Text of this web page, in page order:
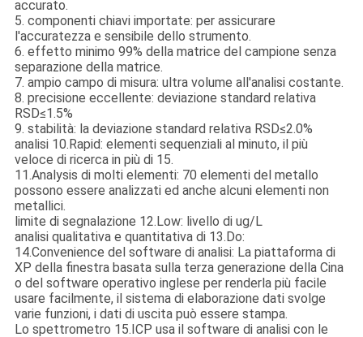
accurato.
5. componenti chiavi importate: per assicurare
l'accuratezza e sensibile dello strumento.
6. effetto minimo 99% della matrice del campione senza
separazione della matrice.
7. ampio campo di misura: ultra volume all'analisi costante.
8. precisione eccellente: deviazione standard relativa
RSD≤1.5%
9. stabilità: la deviazione standard relativa RSD≤2.0%
analisi 10.Rapid: elementi sequenziali al minuto, il più
veloce di ricerca in più di 15.
11.Analysis di molti elementi: 70 elementi del metallo
possono essere analizzati ed anche alcuni elementi non
metallici.
limite di segnalazione 12.Low: livello di ug/L
analisi qualitativa e quantitativa di 13.Do:
14.Convenience del software di analisi: La piattaforma di
XP della finestra basata sulla terza generazione della Cina
o del software operativo inglese per renderla più facile
usare facilmente, il sistema di elaborazione dati svolge
varie funzioni, i dati di uscita può essere stampa.
Lo spettrometro 15.ICP usa il software di analisi con le